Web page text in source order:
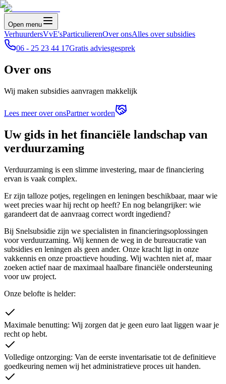
Open menu
VerhuurdersVvE'sParticulierenOver onsAlles over subsidies
06 - 25 23 44 17Gratis adviesgesprek
Over ons
Wij maken subsidies aanvragen makkelijk
Lees meer over onsPartner worden
Uw gids in het financiële landschap van
verduurzaming
Verduurzaming is een slimme investering, maar de financiering
ervan is vaak complex.
Er zijn talloze potjes, regelingen en leningen beschikbaar, maar wie
weet precies waar hij recht op heeft? En nog belangrijker: wie
garandeert dat de aanvraag correct wordt ingediend?
Bij Snelsubsidie zijn we specialisten in financieringsoplossingen
voor verduurzaming. Wij kennen de weg in de bureaucratie van
subsidies en leningen als geen ander. Onze kracht ligt in onze
vakkennis en onze proactieve houding. Wij wachten niet af, maar
zoeken actief naar de maximaal haalbare financiële ondersteuning
voor uw project.
Onze belofte is helder:
Maximale benutting: Wij zorgen dat je geen euro laat liggen waar je
recht op hebt.
Volledige ontzorging: Van de eerste inventarisatie tot de definitieve
goedkeuring nemen wij het administratieve proces uit handen.